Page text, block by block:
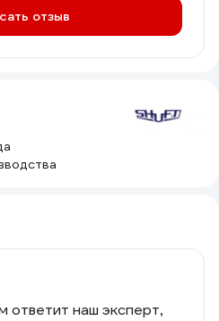
отзыв
ответит наш эксперт,